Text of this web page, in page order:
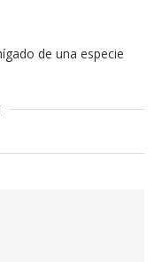
de una especie